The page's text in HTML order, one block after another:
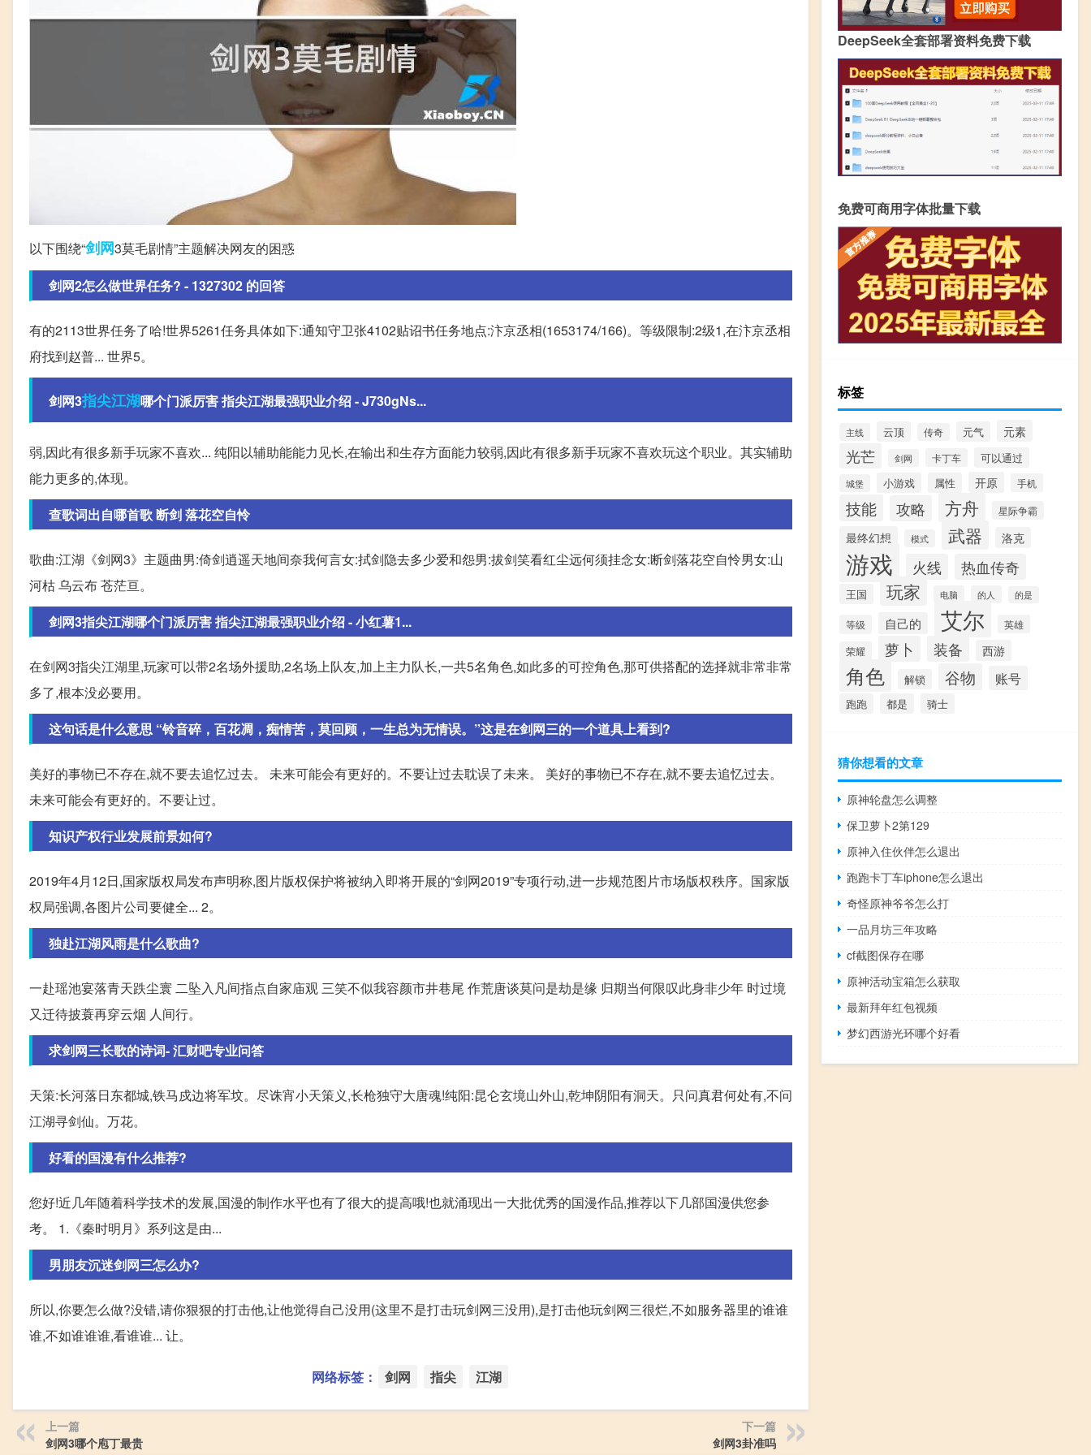
以下围绕“剑网3莫毛剧情”主题解决网友的困惑
剑网2怎么做世界任务? - 1327302 的回答
有的2113世界任务了哈!世界5261任务具体如下:通知守卫张4102贴诏书任务地点:汴京丞相(1653174/166)。等级限制:2级1,在汴京丞相
府找到赵普... 世界5。
剑网3指尖江湖哪个门派厉害 指尖江湖最强职业介绍 - J730gNs...
弱,因此有很多新手玩家不喜欢... 纯阳以辅助能能力见长,在输出和生存方面能力较弱,因此有很多新手玩家不喜欢玩这个职业。其实辅助
能力更多的,体现。
查歌词出自哪首歌 断剑 落花空自怜
歌曲:江湖《剑网3》主题曲男:倚剑逍遥天地间奈我何言女:拭剑隐去多少爱和怨男:拔剑笑看红尘远何须挂念女:断剑落花空自怜男女:山
河枯 乌云布 苍茫亘。
剑网3指尖江湖哪个门派厉害 指尖江湖最强职业介绍 - 小红薯1...
在剑网3指尖江湖里,玩家可以带2名场外援助,2名场上队友,加上主力队长,一共5名角色,如此多的可控角色,那可供搭配的选择就非常非常
多了,根本没必要用。
这句话是什么意思 “铃音碎，百花凋，痴情苦，莫回顾，一生总为无情误。”这是在剑网三的一个道具上看到?
美好的事物已不存在,就不要去追忆过去。 未来可能会有更好的。不要让过去耽误了未来。 美好的事物已不存在,就不要去追忆过去。
未来可能会有更好的。不要让过。
知识产权行业发展前景如何?
2019年4月12日,国家版权局发布声明称,图片版权保护将被纳入即将开展的“剑网2019”专项行动,进一步规范图片市场版权秩序。国家版
权局强调,各图片公司要健全... 2。
独赴江湖风雨是什么歌曲?
一赴瑶池宴落青天跌尘寰 二坠入凡间指点自家庙观 三笑不似我容颜市井巷尾 作荒唐谈莫问是劫是缘 归期当何限叹此身非少年 时过境
又迁待披蓑再穿云烟 人间行。
求剑网三长歌的诗词- 汇财吧专业问答
天策:长河落日东都城,铁马戍边将军坟。尽诛宵小天策义,长枪独守大唐魂!纯阳:昆仑玄境山外山,乾坤阴阳有洞天。只问真君何处有,不问
江湖寻剑仙。万花。
好看的国漫有什么推荐?
您好!近几年随着科学技术的发展,国漫的制作水平也有了很大的提高哦!也就涌现出一大批优秀的国漫作品,推荐以下几部国漫供您参
考。 1.《秦时明月》系列这是由...
男朋友沉迷剑网三怎么办?
所以,你要怎么做?没错,请你狠狠的打击他,让他觉得自己没用(这里不是打击玩剑网三没用),是打击他玩剑网三很烂,不如服务器里的谁谁
谁,不如谁谁谁,看谁谁... 让。
网络标签： 剑网 指尖 江湖
上一篇
剑网3哪个庖丁最贵
下一篇
剑网3卦准吗
DeepSeek全套部署资料免费下载
免费可商用字体批量下载
标签
主线 云顶 传奇 元气 元素
光芒 剑网 卡丁车 可以通过
城堡 小游戏 属性 开原 手机
技能 攻略 方舟 星际争霸
最终幻想 模式 武器 洛克
游戏 火线 热血传奇
王国 玩家 电脑 的人 的是
等级 自己的 艾尔
英雄
荣耀
萝卜 装备 西游
角色 解锁 谷物 账号
跑跑 都是 骑士
猜你想看的文章
原神轮盘怎么调整
保卫萝卜2第129
原神入住伙伴怎么退出
跑跑卡丁车iphone怎么退出
奇怪原神爷爷怎么打
一品月坊三年攻略
cf截图保存在哪
原神活动宝箱怎么获取
最新拜年红包视频
梦幻西游光环哪个好看